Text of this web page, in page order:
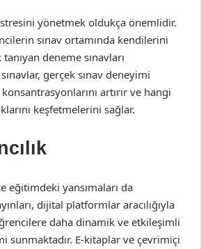
stresini yönetmek oldukça önemlidir.
sınav ortamında kendilerini
deneme sınavları
gerçek sınav deneyimi
artırır ve hangi
keşfetmelerini sağlar.
eğitimdeki yansımaları da
dijital platformlar aracılığıyla
daha dinamik ve etkileşimli
sunmaktadır. E-kitaplar ve çevrimiçi